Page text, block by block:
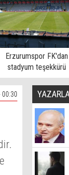
Erzurumspor FK'dan
stadyum teşekkürü
00:30